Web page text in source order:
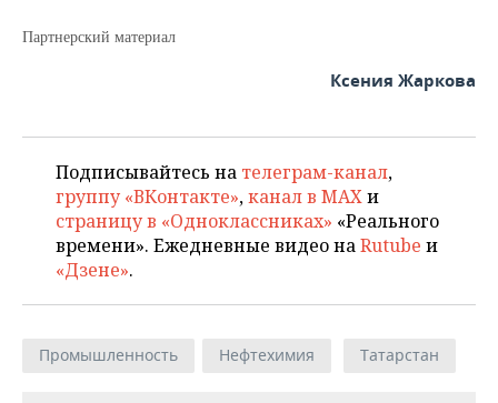
Партнерский материал
Ксения Жаркова
Подписывайтесь на телеграм-канал,
группу «ВКонтакте»,канал в MAXи
страницу в «Одноклассниках» «Реального
времени». Ежедневные видео наRutube и
«Дзене».
Промышленность Нефтехимия Татарстан